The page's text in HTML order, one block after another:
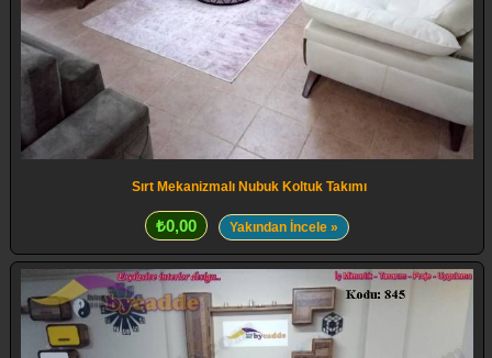
Sırt Mekanizmalı Nubuk Koltuk Takımı
₺0,00 Yakından İncele »